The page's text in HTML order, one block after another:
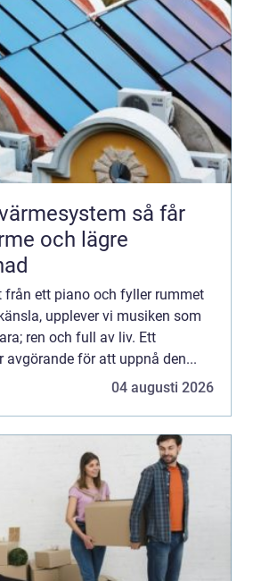
så får
och lägre
från ett piano och fyller rummet
upplever vi musiken som
ren och full av liv. Ett
avgörande för att uppnå den...
04 augusti 2026